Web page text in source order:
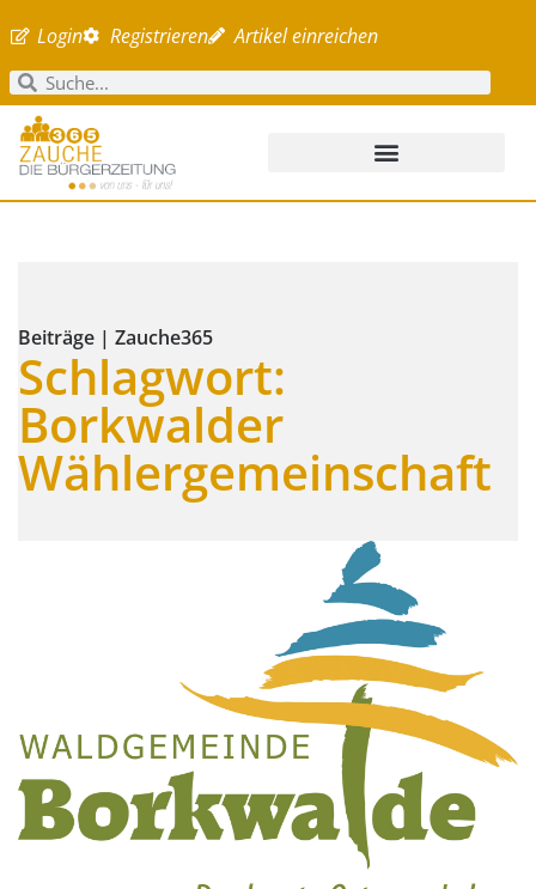
Login Registrieren Artikel einreichen
Beiträge | Zauche365
Schlagwort:
Borkwalder
Wählergemeinschaft